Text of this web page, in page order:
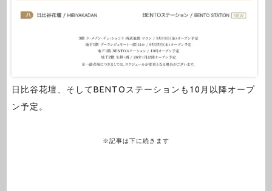
日比谷花壇、そしてBENTOステーションも10月以降オープ
ン予定。
※記事は下に続きます